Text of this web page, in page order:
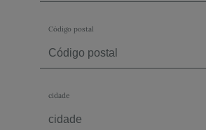
Código postal
cidade